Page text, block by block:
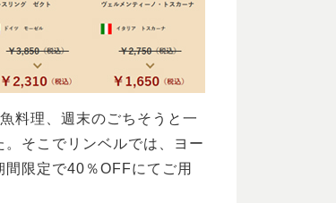
料理、週末のごちそうと一
そこでリンベルでは、ヨー
限定で40％OFFにてご用